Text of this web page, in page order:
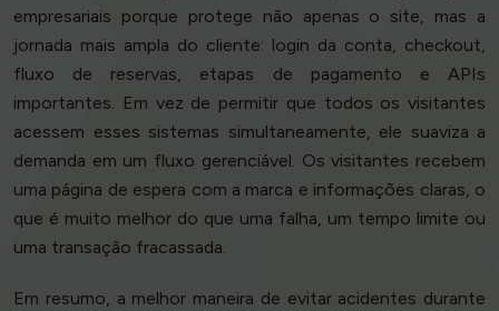
empresariais porque protege não apenas o site, mas a
jornada mais ampla do cliente: login da conta, checkout,
fluxo de reservas, etapas de pagamento e APIs
importantes. Em vez de permitir que todos os visitantes
acessem esses sistemas simultaneamente, ele suaviza a
demanda em um fluxo gerenciável. Os visitantes recebem
uma página de espera com a marca e informações claras, o
que é muito melhor do que uma falha, um tempo limite ou
uma transação fracassada.
Em resumo, a melhor maneira de evitar acidentes durante